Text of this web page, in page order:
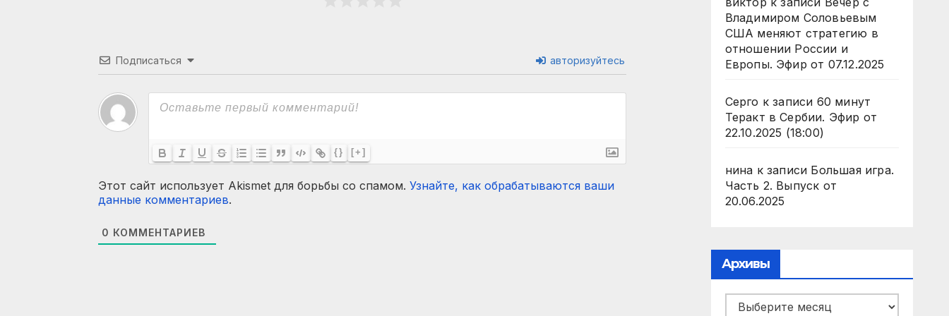
Подписаться авторизуйтесь
{} [+]
Этот сайт использует Akismet для борьбы со спамом. Узнайте, как обрабатываются ваши
данные комментариев.
0 КОММЕНТАРИЕВ
Владимиром Соловьевым
США меняют стратегию в
отношении России и
Европы. Эфир от 07.12.2025
Серго к записи 60 минут
Теракт в Сербии. Эфир от
22.10.2025 (18:00)
нина к записи Большая игра.
Часть 2. Выпуск от
20.06.2025
Архивы
Архивы